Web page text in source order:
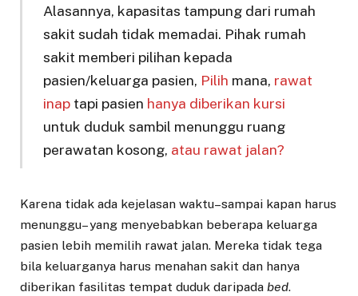
Alasannya, kapasitas tampung dari rumah
sakit sudah tidak memadai. Pihak rumah
sakit memberi pilihan kepada
pasien/keluarga pasien, Pilih mana, rawat
inap tapi pasien hanya diberikan kursi
untuk duduk sambil menunggu ruang
perawatan kosong, atau rawat jalan?
Karena tidak ada kejelasan waktu–sampai kapan harus
menunggu– yang menyebabkan beberapa keluarga
pasien lebih memilih rawat jalan. Mereka tidak tega
bila keluarganya harus menahan sakit dan hanya
diberikan fasilitas tempat duduk daripada bed.